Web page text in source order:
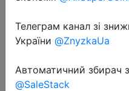
2023-01-23
Ударная дрель
780 Вт
Телеграм канал зі
України @ZnyzkaUa
Автоматичний збирач
@SaleStack